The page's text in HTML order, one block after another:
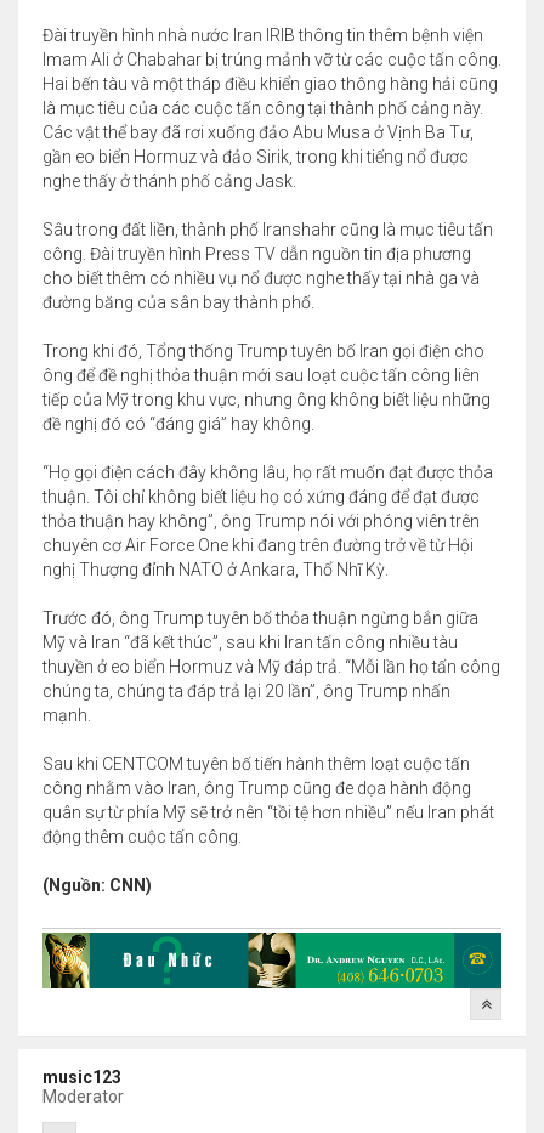
Đài truyền hình nhà nước Iran IRIB thông tin thêm bệnh viện
Imam Ali ở Chabahar bị trúng mảnh vỡ từ các cuộc tấn công.
Hai bến tàu và một tháp điều khiển giao thông hàng hải cũng
là mục tiêu của các cuộc tấn công tại thành phố cảng này.
Các vật thể bay đã rơi xuống đảo Abu Musa ở Vịnh Ba Tư,
gần eo biển Hormuz và đảo Sirik, trong khi tiếng nổ được
nghe thấy ở thánh phố cảng Jask.
Sâu trong đất liền, thành phố Iranshahr cũng là mục tiêu tấn
công. Đài truyền hình Press TV dẫn nguồn tin địa phương
cho biết thêm có nhiều vụ nổ được nghe thấy tại nhà ga và
đường băng của sân bay thành phố.
Trong khi đó, Tổng thống Trump tuyên bố Iran gọi điện cho
ông để đề nghị thỏa thuận mới sau loạt cuộc tấn công liên
tiếp của Mỹ trong khu vực, nhưng ông không biết liệu những
đề nghị đó có “đáng giá” hay không.
“Họ gọi điện cách đây không lâu, họ rất muốn đạt được thỏa
thuận. Tôi chỉ không biết liệu họ có xứng đáng để đạt được
thỏa thuận hay không”, ông Trump nói với phóng viên trên
chuyên cơ Air Force One khi đang trên đường trở về từ Hội
nghị Thượng đỉnh NATO ở Ankara, Thổ Nhĩ Kỳ.
Trước đó, ông Trump tuyên bố thỏa thuận ngừng bắn giữa
Mỹ và Iran “đã kết thúc”, sau khi Iran tấn công nhiều tàu
thuyền ở eo biển Hormuz và Mỹ đáp trả. “Mỗi lần họ tấn công
chúng ta, chúng ta đáp trả lại 20 lần”, ông Trump nhấn
mạnh.
Sau khi CENTCOM tuyên bố tiến hành thêm loạt cuộc tấn
công nhằm vào Iran, ông Trump cũng đe dọa hành động
quân sự từ phía Mỹ sẽ trở nên “tồi tệ hơn nhiều” nếu Iran phát
động thêm cuộc tấn công.
(Nguồn: CNN)
music123
Moderator